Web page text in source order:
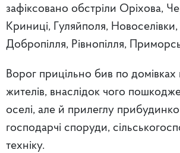
зафіксовано обстріли Оріхова,
Криниці, Гуляйполя, Новоселівки,
Добропілля, Рівнопілля,
Ворог прицільно бив по домівках
жителів, внаслідок чого
оселі, але й прилеглу
господарчі споруди,
техніку.